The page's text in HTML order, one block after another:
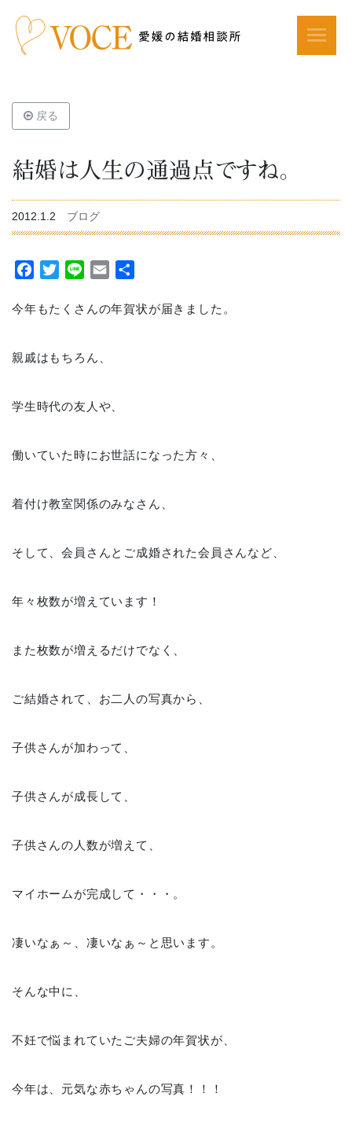
戻る
結婚は人生の通過点ですね。
2012.1.2 ブログ
Facebook
TwitterLine Email
今年もたくさんの年賀状が届きました。
親戚はもちろん、
学生時代の友人や、
働いていた時にお世話になった方々、
着付け教室関係のみなさん、
そして、会員さんとご成婚された会員さんなど、
年々枚数が増えています！
また枚数が増えるだけでなく、
ご結婚されて、お二人の写真から、
子供さんが加わって、
子供さんが成長して、
子供さんの人数が増えて、
マイホームが完成して・・・。
凄いなぁ～、凄いなぁ～と思います。
そんな中に、
不妊で悩まれていたご夫婦の年賀状が、
今年は、元気な赤ちゃんの写真！！！